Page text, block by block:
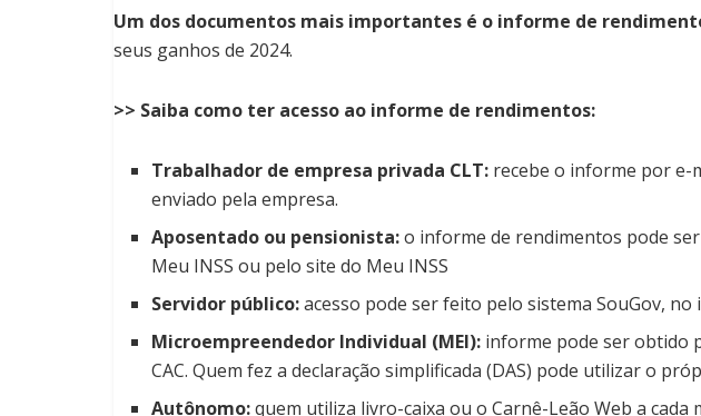
Um dos documentos mais importantes é o informe de
seus ganhos de 2024.
>> Saiba como ter acesso ao informe de rendimentos:
Trabalhador de empresa privada CLT: recebe o informe por e-
enviado pela empresa.
Aposentado ou pensionista:o informe de rendimentos pode
Meu INSS ou pelo site do Meu INSS
Servidor público:acesso pode ser feito pelo sistema SouGov, no
Microempreendedor Individual (MEI): informe pode ser obtido
CAC. Quem fez a declaração simplificada (DAS) pode utilizar o
Autônomo:quem utiliza livro-caixa ou o Carnê-Leão Web a